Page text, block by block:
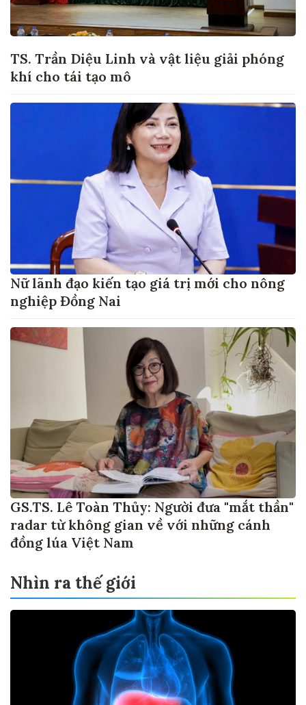
TS. Trần Diệu Linh và vật liệu giải phóng
khí cho tái tạo mô
Nữ lãnh đạo kiến tạo giá trị mới cho nông
nghiệp Đồng Nai
GS.TS. Lê Toàn Thủy: Người đưa "mắt thần"
radar từ không gian về với những cánh
đồng lúa Việt Nam
Nhìn ra thế giới